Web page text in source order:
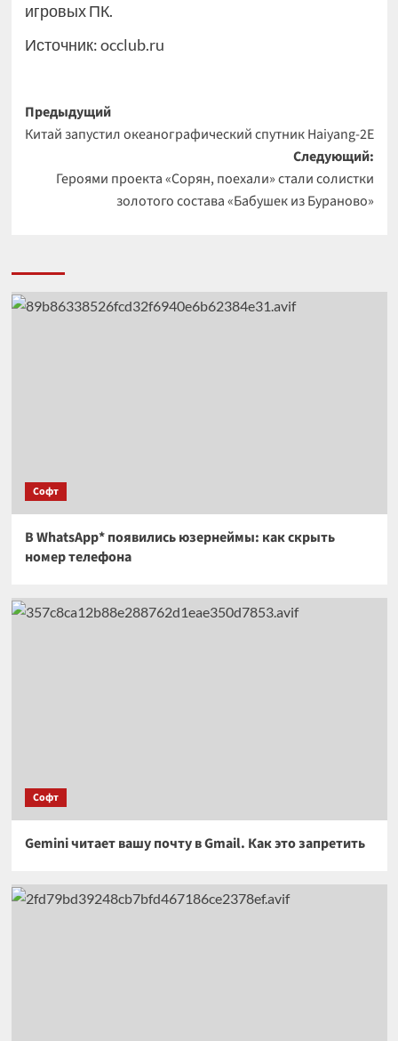
игровых ПК.
Источник:occlub.ru
Навигация
записи
Предыдущий
Китай запустил океанографический спутник Haiyang-2E
Следующий:
Героями проекта «Сорян, поехали» стали солистки
золотого состава «Бабушек из Бураново»
Софт
В WhatsApp* появились юзернеймы: как скрыть
номер телефона
Софт
Gemini читает вашу почту в Gmail. Как это запретить